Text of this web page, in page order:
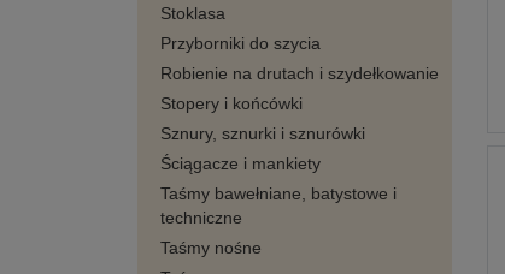
Stoklasa
Przyborniki do szycia
Robienie na drutach i szydełkowanie
Stopery i końcówki
Sznury, sznurki i sznurówki
Ściągacze i mankiety
Taśmy bawełniane, batystowe i
techniczne
Taśmy nośne